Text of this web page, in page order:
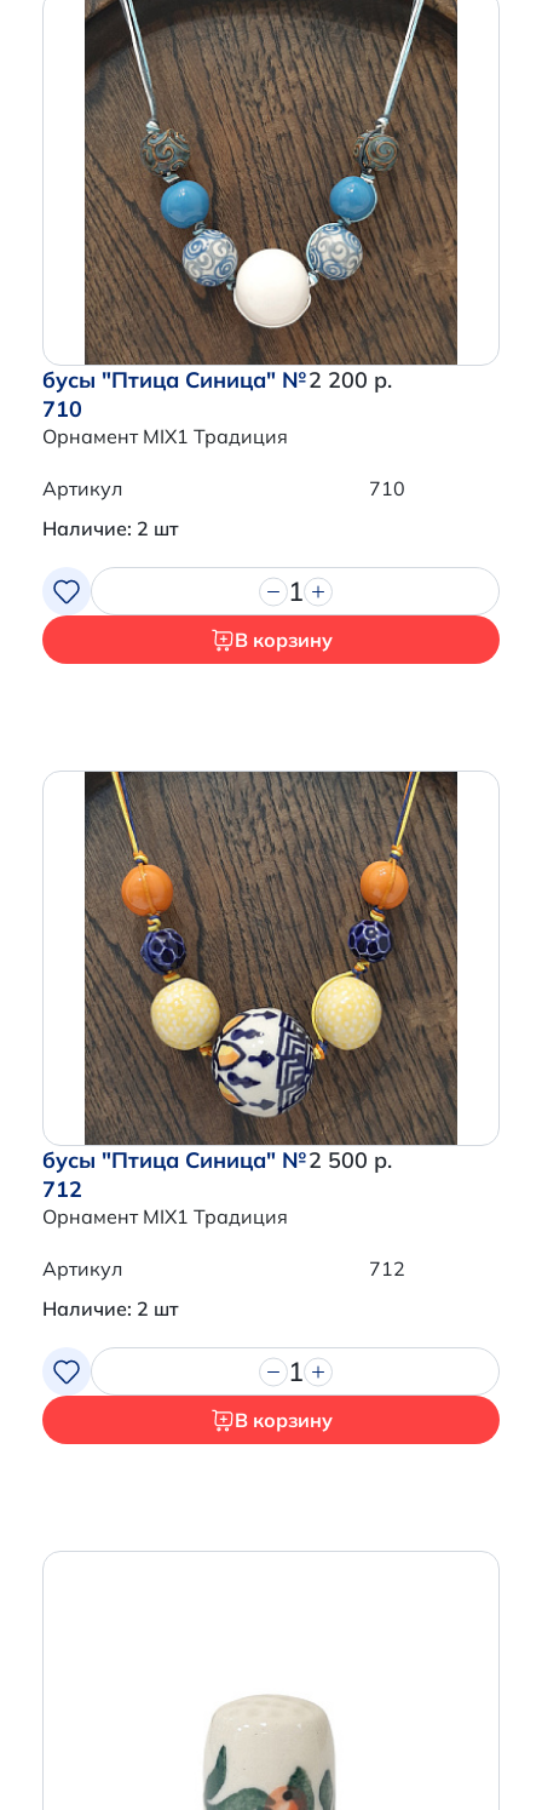
Итого:
Продолжить покупки
Перейти в корзину
бусы "Птица Синица" №
710
Орнамент MIX1 Традиция
2 200 р.
Артикул
710
Наличие: 2 шт
1
В корзину
бусы "Птица Синица" №
712
Орнамент MIX1 Традиция
2 500 р.
Артикул
712
Наличие: 2 шт
1
В корзину